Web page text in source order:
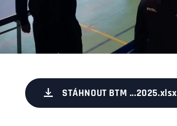
STÁHNOUT BTM ...2025.xlsx